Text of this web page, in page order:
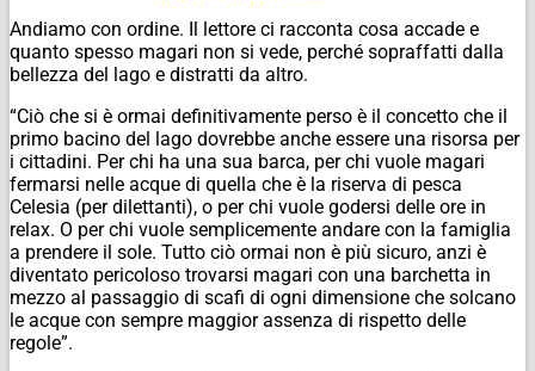
Andiamo con ordine. Il lettore ci racconta cosa accade e
quanto spesso magari non si vede, perché sopraffatti dalla
bellezza del lago e distratti da altro.
“Ciò che si è ormai definitivamente perso è il concetto che il
primo bacino del lago dovrebbe anche essere una risorsa per
i cittadini. Per chi ha una sua barca, per chi vuole magari
fermarsi nelle acque di quella che è la riserva di pesca
Celesia (per dilettanti), o per chi vuole godersi delle ore in
relax. O per chi vuole semplicemente andare con la famiglia
a prendere il sole. Tutto ciò ormai non è più sicuro, anzi è
diventato pericoloso trovarsi magari con una barchetta in
mezzo al passaggio di scafi di ogni dimensione che solcano
le acque con sempre maggior assenza di rispetto delle
regole”.